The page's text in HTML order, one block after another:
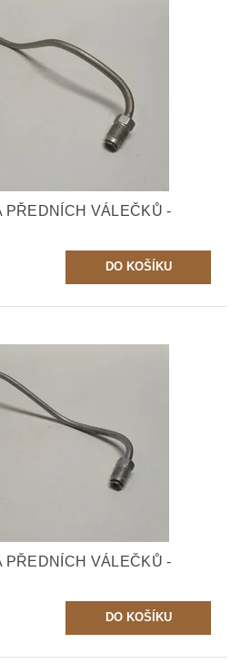
PŘEDNÍCH VÁLEČKŮ -
PŘEDNÍCH VÁLEČKŮ -